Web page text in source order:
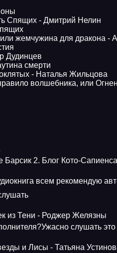
Спящих - Дмитрий Нелин
жемчужина для дракона -
Дудинцев
смерти
- Наталья Жильцова
волшебника, или
Барсик 2. Блог Кото-
всем рекомендую
из Тени - Роджер Желязны
слушать
и Лисы - Татьяна